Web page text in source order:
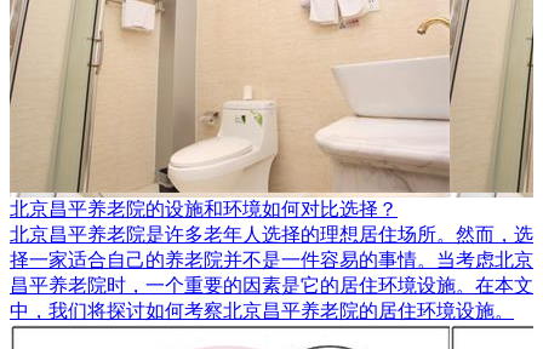
北京昌平养老院的设施和环境如何对比选择？
​北京昌平养老院是许多老年人选择的理想居住场所。然而，选
择一家适合自己的养老院并不是一件容易的事情。当考虑北京
昌平养老院时，一个重要的因素是它的居住环境设施。在本文
中，我们将探讨如何考察北京昌平养老院的居住环境设施。